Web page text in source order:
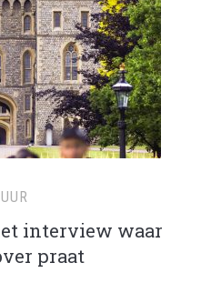
interview waar
praat